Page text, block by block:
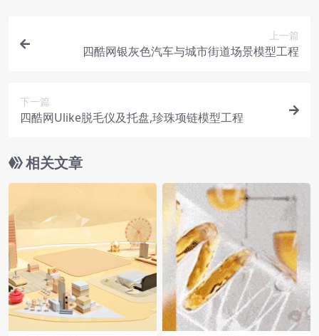
上一篇
四酷网银灰色汽车与城市街道场景模型工程
下一篇
四酷网Ulike脱毛仪及托盘,珍珠项链模型工程
相关文章